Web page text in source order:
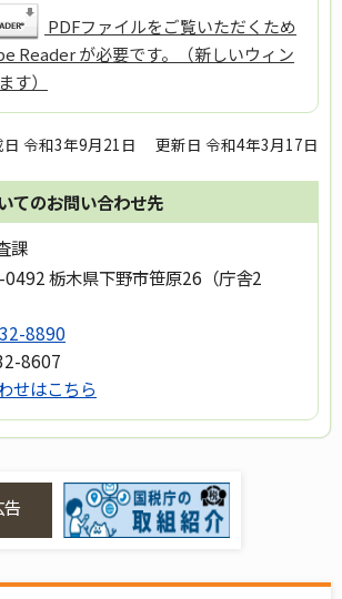
PDFファイルをご覧いただくため
Reader が必要です。（新しいウィン
す）
日 令和3年9月21日 更新日 令和4年3月17日
てのお問い合わせ先
課
0492 栃木県下野市笹原26（庁舎2
8890
8607
せはこちら
告